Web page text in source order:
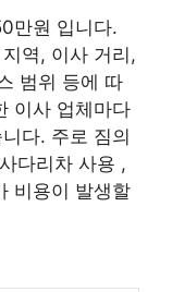
만원 입니다.
역, 이사 거리,
범위 등에 따
이사 업체마다
다. 주로 짐의
다리차 사용 ,
비용이 발생할